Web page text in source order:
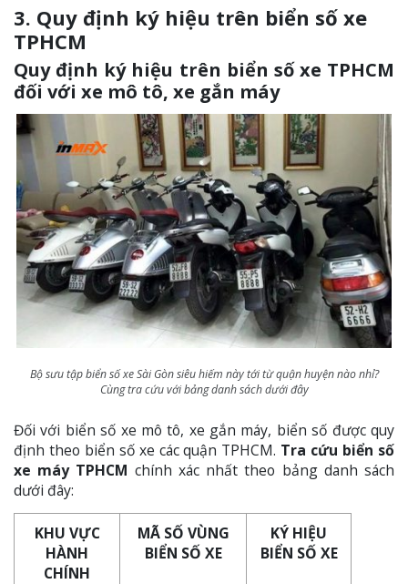
3. Quy định ký hiệu trên biển số xe
TPHCM
Quy định ký hiệu trên biển số xe TPHCM
đối với xe mô tô, xe gắn máy
Bộ sưu tập biển số xe Sài Gòn siêu hiếm này tới từ quận huyện nào nhỉ?
Cùng tra cứu với bảng danh sách dưới đây
Đối với biển số xe mô tô, xe gắn máy, biển số được quy
định theo biển số xe các quận TPHCM. Tra cứu biển số
xe máy TPHCM chính xác nhất theo bảng danh sách
dưới đây:
KHU VỰC
HÀNH
CHÍNH
MÃ SỐ VÙNG
BIỂN SỐ XE
KÝ HIỆU
BIỂN SỐ XE